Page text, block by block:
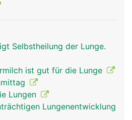
Selbstheilung der Lunge.
ist gut für die Lunge
Lungen
Lungenentwicklung